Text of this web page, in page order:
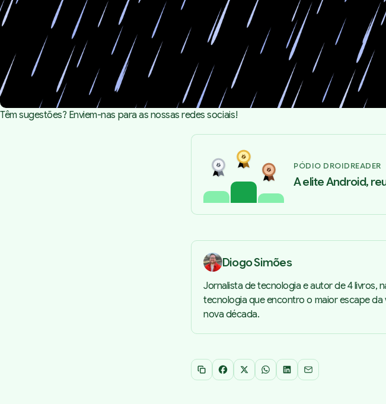
Têm sugestões? Enviem-nas para as nossas redes sociais!
PÓDIO DROIDREADER
A elite Android,
Diogo Simões
Jornalista de tecnologia e autor de 4 livros,
tecnologia que encontro o maior escape
nova década.
Copiar link
Facebook
X WhatsApp
LinkedInEmail